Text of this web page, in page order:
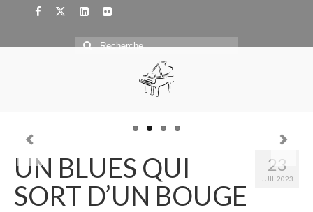
Rechercher
23
JUIL 2023
UN BLUES QUI
SORT D’UN BOUGE